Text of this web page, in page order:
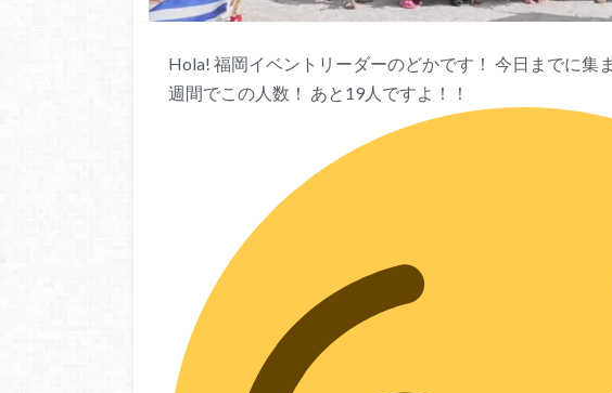
Hola! 福岡イベントリーダーのどかです！ 今日までに集
週間でこの人数！ あと19人ですよ！！